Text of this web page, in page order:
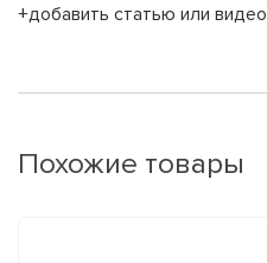
+добавить статью или видео
Похожие товары